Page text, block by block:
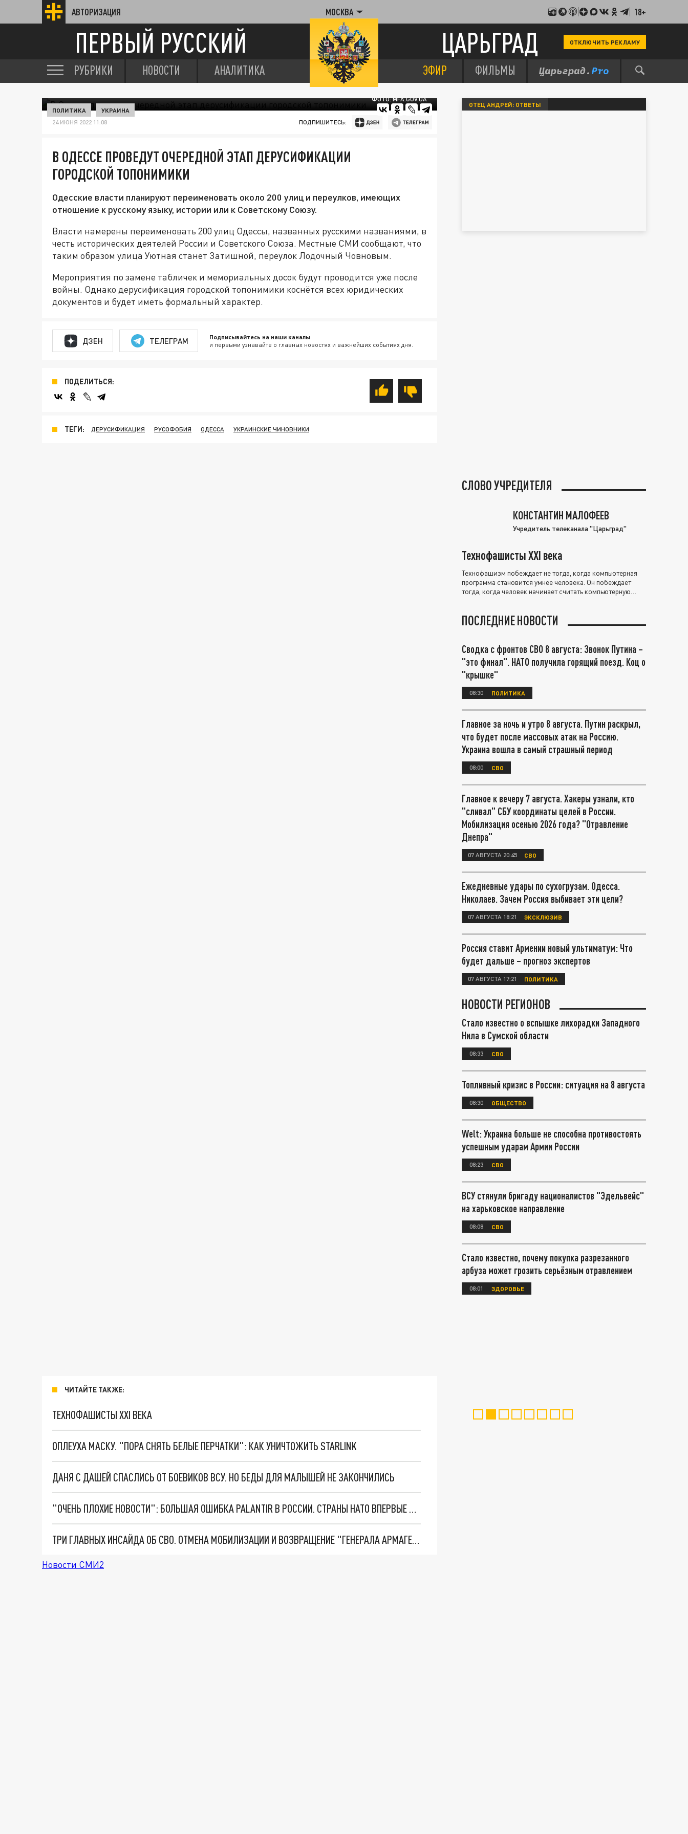
АВТОРИЗАЦИЯ МОСКВА 18+
ПЕРВЫЙ РУССКИЙ ЦАРЬГРАД ОТКЛЮЧИТЬ РЕКЛАМУ
РУБРИКИ НОВОСТИ АНАЛИТИКА ЭФИР ФИЛЬМЫ
ФОТО: MFA.GOV.UA
ПОЛИТИКА УКРАИНА
24 ИЮНЯ 2022 11:08 ПОДПИШИТЕСЬ:
В ОДЕССЕ ПРОВЕДУТ ОЧЕРЕДНОЙ ЭТАП ДЕРУСИФИКАЦИИ
ГОРОДСКОЙ ТОПОНИМИКИ
Одесские власти планируют переименовать около 200 улиц и переулков, имеющих
отношение к русскому языку, истории или к Советскому Союзу.
Власти намерены переименовать 200 улиц Одессы, названных русскими названиями, в
честь исторических деятелей России и Советского Союза. Местные СМИ сообщают, что
таким образом улица Уютная станет Затишной, переулок Лодочный Човновым.
Мероприятия по замене табличек и мемориальных досок будут проводится уже после
войны. Однако дерусификация городской топонимики коснётся всех юридических
документов и будет иметь формальный характер.
ДЗЕН ТЕЛЕГРАМ Подписывайтесь на наши каналы
и первыми узнавайте о главных новостях и важнейших событиях дня.
ПОДЕЛИТЬСЯ:
ТЕГИ: ДЕРУСИФИКАЦИЯ РУСОФОБИЯ ОДЕССА УКРАИНСКИЕ ЧИНОВНИКИ
ЧИТАЙТЕ ТАКЖЕ:
ТЕХНОФАШИСТЫ XXI ВЕКА
ОПЛЕУХА МАСКУ. "ПОРА СНЯТЬ БЕЛЫЕ ПЕРЧАТКИ": КАК УНИЧТОЖИТЬ STARLINK
ДАНЯ С ДАШЕЙ СПАСЛИСЬ ОТ БОЕВИКОВ ВСУ. НО БЕДЫ ДЛЯ МАЛЫШЕЙ НЕ ЗАКОНЧИЛИСЬ
"ОЧЕНЬ ПЛОХИЕ НОВОСТИ": БОЛЬШАЯ ОШИБКА PALANTIR В РОССИИ. СТРАНЫ НАТО ВПЕРВЫЕ ЗА СВО ОСТАНОВИЛИ ПОСТАВКИ ОРУЖИЯ. ВСУ ТЕРЯЮТ ПРИГРАНИЧЬЕ?
ТРИ ГЛАВНЫХ ИНСАЙДА ОБ СВО. ОТМЕНА МОБИЛИЗАЦИИ И ВОЗВРАЩЕНИЕ "ГЕНЕРАЛА АРМАГЕДДОНА"? ОТЛИЧНЫЕ НОВОСТИ, КОТОРЫЕ ЖДАЛИ ВСЕ
Новости СМИ2
ОТЕЦ АНДРЕЙ: ОТВЕТЫ
СЛОВО УЧРЕДИТЕЛЯ
КОНСТАНТИН МАЛОФЕЕВ
Учредитель телеканала "Царьград"
Технофашисты XXI века
Технофашизм побеждает не тогда, когда компьютерная
программа становится умнее человека. Он побеждает
тогда, когда человек начинает считать компьютерную
ПОСЛЕДНИЕ НОВОСТИ
Сводка с фронтов СВО 8 августа: Звонок Путина –
"это финал". НАТО получила горящий поезд. Коц о
"крышке"
08:30 ПОЛИТИКА
Главное за ночь и утро 8 августа. Путин раскрыл,
что будет после массовых атак на Россию.
Украина вошла в самый страшный период
08:00 СВО
Главное к вечеру 7 августа. Хакеры узнали, кто
"сливал" СБУ координаты целей в России.
Мобилизация осенью 2026 года? "Отравление
Днепра"
07 АВГУСТА 20:45 СВО
Ежедневные удары по сухогрузам. Одесса.
Николаев. Зачем Россия выбивает эти цели?
07 АВГУСТА 18:21 ЭКСКЛЮЗИВ
Россия ставит Армении новый ультиматум: Что
будет дальше – прогноз экспертов
07 АВГУСТА 17:21 ПОЛИТИКА
НОВОСТИ РЕГИОНОВ
Стало известно о вспышке лихорадки Западного
Нила в Сумской области
08:33 СВО
Топливный кризис в России: ситуация на 8 августа
08:30 ОБЩЕСТВО
Welt: Украина больше не способна противостоять
успешным ударам Армии России
08:23 СВО
ВСУ стянули бригаду националистов "Эдельвейс"
на харьковское направление
08:08 СВО
Стало известно, почему покупка разрезанного
арбуза может грозить серьёзным отравлением
08:01 ЗДОРОВЬЕ